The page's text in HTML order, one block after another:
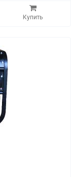
Купить